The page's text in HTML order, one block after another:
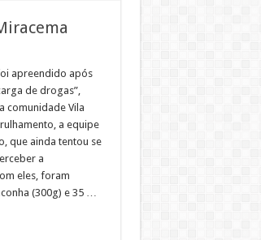
apreendido após
de drogas”,
comunidade Vila
a equipe
que ainda tentou se
a
eles, foram
(300g) e 35 …